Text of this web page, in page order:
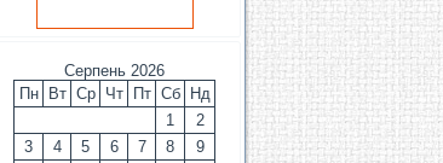
Серпень 2026
Пн
Вт Ср Чт Пт Сб
Нд
1
2
3
4 5 6 7 8
9